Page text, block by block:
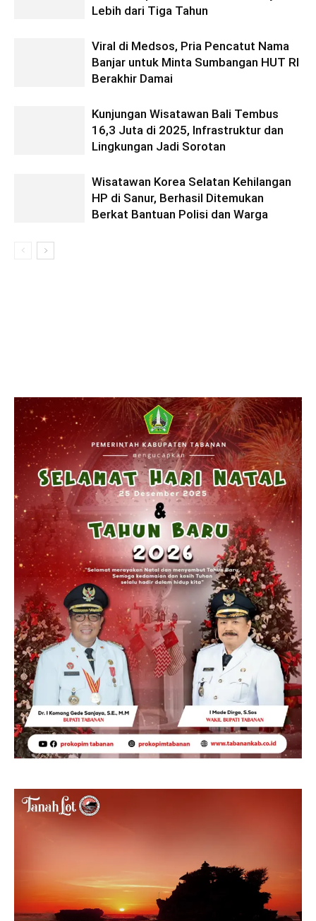
Lebih dari Tiga Tahun
Viral di Medsos, Pria Pencatut Nama
Banjar untuk Minta Sumbangan HUT RI
Berakhir Damai
Kunjungan Wisatawan Bali Tembus
16,3 Juta di 2025, Infrastruktur dan
Lingkungan Jadi Sorotan
Wisatawan Korea Selatan Kehilangan
HP di Sanur, Berhasil Ditemukan
Berkat Bantuan Polisi dan Warga